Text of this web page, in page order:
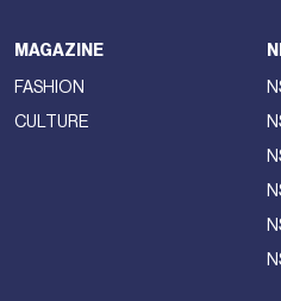
LePrix Pierre Bergé,
doté
Frédéric Maus, directeur
structuration de sa marque et
a